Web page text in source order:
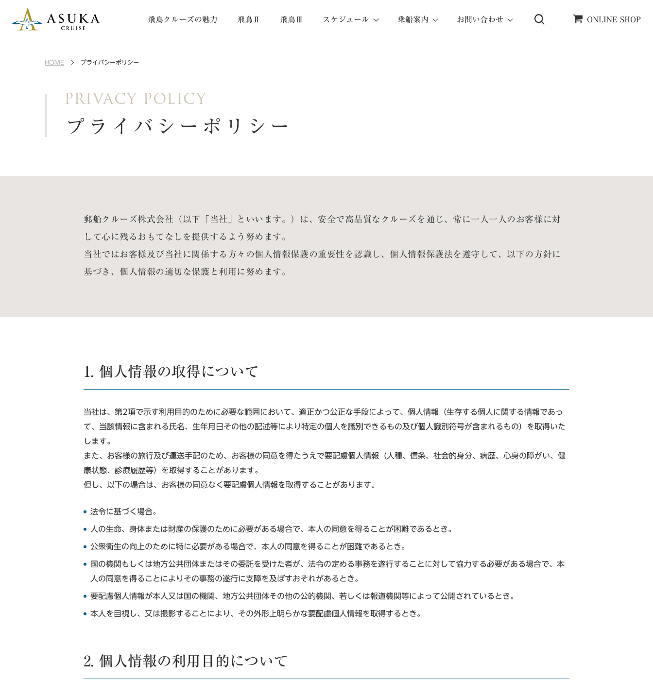
飛鳥クルーズの魅力 飛鳥Ⅱ 飛鳥Ⅲ スケジュール 乗船案内 お問い合わせ ONLINE SHOP
HOME プライバシーポリシー
PRIVACY POLICY
プライバシーポリシー
郵船クルーズ株式会社（以下「当社」といいます。）は、安全で高品質なクルーズを通じ、常に一人一人のお客様に対
して心に残るおもてなしを提供するよう努めます。
当社ではお客様及び当社に関係する方々の個人情報保護の重要性を認識し、個人情報保護法を遵守して、以下の方針に
基づき、個人情報の適切な保護と利用に努めます。
1. 個人情報の取得について
当社は、第2項で示す利用目的のために必要な範囲において、適正かつ公正な手段によって、個人情報（生存する個人に関する情報であっ
て、当該情報に含まれる氏名、生年月日その他の記述等により特定の個人を識別できるもの及び個人識別符号が含まれるもの）を取得いた
します。
また、お客様の旅行及び運送手配のため、お客様の同意を得たうえで要配慮個人情報（人種、信条、社会的身分、病歴、心身の障がい、健
康状態、診療履歴等）を取得することがあります。
但し、以下の場合は、お客様の同意なく要配慮個人情報を取得することがあります。
法令に基づく場合。
人の生命、身体または財産の保護のために必要がある場合で、本人の同意を得ることが困難であるとき。
公衆衛生の向上のために特に必要がある場合で、本人の同意を得ることが困難であるとき。
国の機関もしくは地方公共団体またはその委託を受けた者が、法令の定める事務を遂行することに対して協力する必要がある場合で、本
人の同意を得ることによりその事務の遂行に支障を及ぼすおそれがあるとき。
要配慮個人情報が本人又は国の機関、地方公共団体その他の公的機関、若しくは報道機関等によって公開されているとき。
本人を目視し、又は撮影することにより、その外形上明らかな要配慮個人情報を取得するとき。
2. 個人情報の利用目的について